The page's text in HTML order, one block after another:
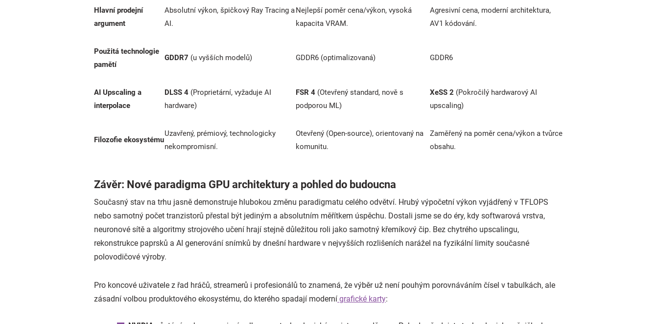
Hlavní prodejní
argument
Absolutní výkon, špičkový Ray Tracing a
AI.
Nejlepší poměr cena/výkon, vysoká
kapacita VRAM.
Agresivní cena, moderní architektura,
AV1 kódování.
Použitá technologie
pamětí
GDDR7 (u vyšších modelů) GDDR6 (optimalizovaná) GDDR6
AI Upscaling a
interpolace
DLSS 4 (Proprietární, vyžaduje AI
hardware)
FSR 4 (Otevřený standard, nově s
podporou ML)
XeSS 2 (Pokročilý hardwarový AI
upscaling)
Filozofie ekosystému
Uzavřený, prémiový, technologicky
nekompromisní.
Otevřený (Open-source), orientovaný na
komunitu.
Zaměřený na poměr cena/výkon a tvůrce
obsahu.
Závěr: Nové paradigma GPU architektury a pohled do budoucna
Současný stav na trhu jasně demonstruje hlubokou změnu paradigmatu celého odvětví. Hrubý výpočetní výkon vyjádřený v TFLOPS
nebo samotný počet tranzistorů přestal být jediným a absolutním měřítkem úspěchu. Dostali jsme se do éry, kdy softwarová vrstva,
neuronové sítě a algoritmy strojového učení hrají stejně důležitou roli jako samotný křemíkový čip. Bez chytrého upscalingu,
rekonstrukce paprsků a AI generování snímků by dnešní hardware v nejvyšších rozlišeních narážel na fyzikální limity současné
polovodičové výroby.
Pro koncové uživatele z řad hráčů, streamerů i profesionálů to znamená, že výběr už není pouhým porovnáváním čísel v tabulkách, ale
zásadní volbou produktového ekosystému, do kterého spadají moderní grafické karty: